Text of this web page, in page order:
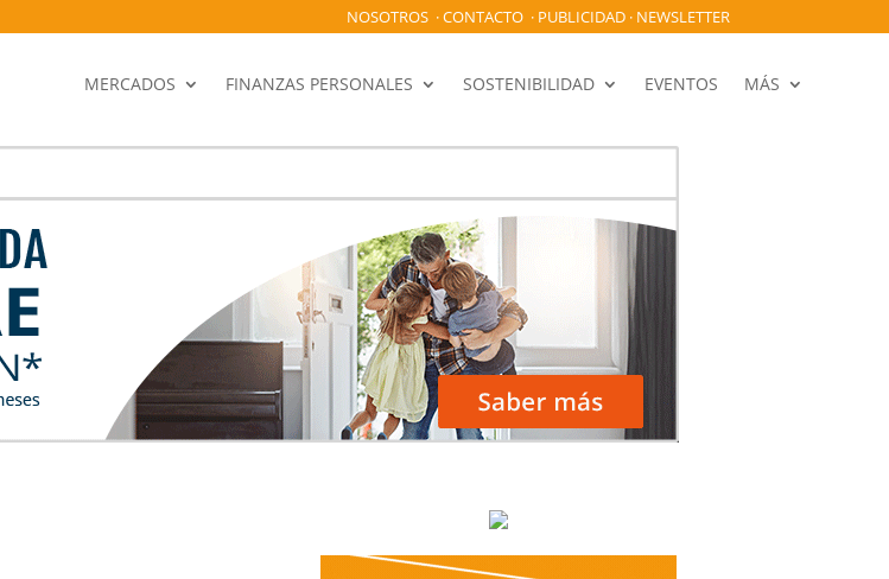
NOSOTROS·CONTACTO· PUBLICIDAD· NEWSLETTER
MERCADOS FINANZAS PERSONALES SOSTENIBILIDAD EVENTOS MÁS